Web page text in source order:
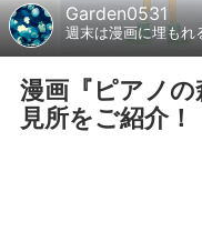
Garden0531
週末は漫画に埋もれ
漫画『ピアノ
見所をご紹介！